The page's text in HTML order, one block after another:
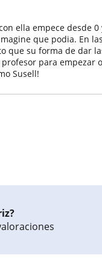
ella empece desde
que podia. En
que su forma de dar
para empezar
Susell!